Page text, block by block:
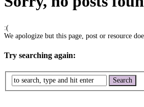
:(
We apologize but this page, post or resource
Try searching again: